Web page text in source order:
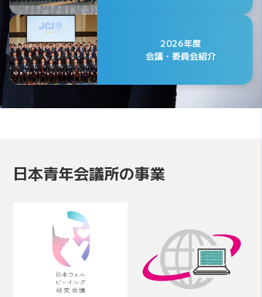
会頭挨拶
2026年度
会議・委員会紹介
日本青年会議所の事業